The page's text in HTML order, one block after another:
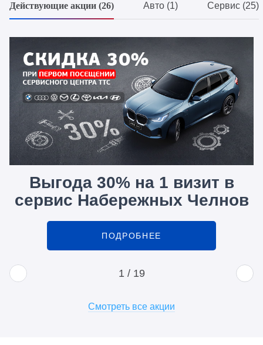
Действующие акции (26) Авто (1) Сервис (25)
Выгода 30% на 1 визит в
сервис Набережных Челнов
ПОДРОБНЕЕ
1 / 19
Смотреть все акции